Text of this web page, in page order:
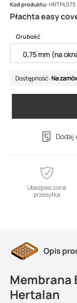
Płachta easy
Kod produktu: HRTPŁ075
Grubość
Dostępność:Na
Dodaj
Ubezpieczona
przesyłka
Opis
Membrana
Hertalan